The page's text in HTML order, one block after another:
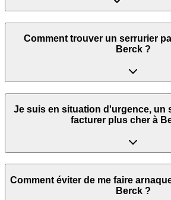
Comment trouver un serrurier
Berck ?
Je suis en situation d'urgence, un
facturer plus cher à
Comment éviter de me faire
Berck ?